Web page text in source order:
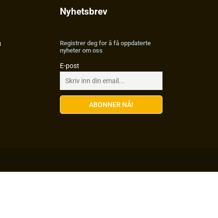
Nyhetsbrev
Registrer deg for å få oppdaterte
nyheter om oss
E-post